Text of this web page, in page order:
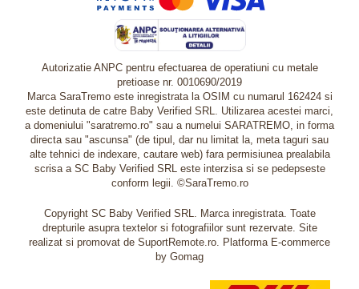
Autorizatie ANPC pentru efectuarea de operatiuni cu metale
pretioase nr. 0010690/2019
Marca SaraTremo este inregistrata la OSIM cu numarul 162424 si
este detinuta de catre Baby Verified SRL. Utilizarea acestei marci,
a domeniului "saratremo.ro" sau a numelui SARATREMO, in forma
directa sau "ascunsa" (de tipul, dar nu limitat la, meta taguri sau
alte tehnici de indexare, cautare web) fara permisiunea prealabila
scrisa a SC Baby Verified SRL este interzisa si se pedepseste
conform legii. ©SaraTremo.ro
Copyright SC Baby Verified SRL. Marca inregistrata. Toate
drepturile asupra textelor si fotografiilor sunt rezervate. Site
realizat si promovat de SuportRemote.ro. Platforma E-commerce
by Gomag